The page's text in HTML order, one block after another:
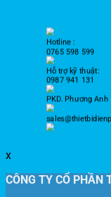
Hotline :
0765 598 599
Hỗ trợ kỹ thuật:
0987 941 131
PKD. Phương Anh
x
CÔNG TY CỔ PHẦN